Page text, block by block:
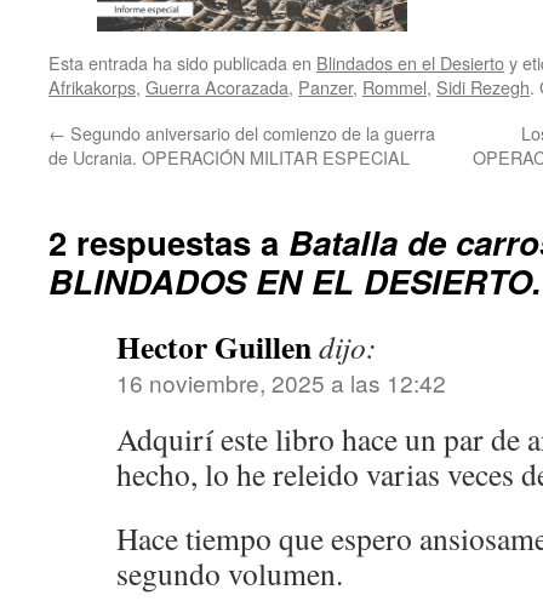
Esta entrada ha sido publicada en Blindados en el Desiertoy
Afrikakorps, Guerra Acorazada, Panzer, Rommel, Sidi Rezegh.
← Segundo aniversario del comienzo de la guerra
de Ucrania. OPERACIÓN MILITAR ESPECIAL
2 respuestas a Batalla de
BLINDADOS EN EL
Hector Guillendijo:
16 noviembre, 2025 a las 12:42
Adquirí este libro hace un par de
hecho, lo he releido varias veces
Hace tiempo que espero
segundo volumen.